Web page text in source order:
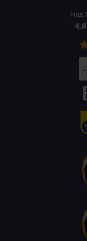
Над
4.8